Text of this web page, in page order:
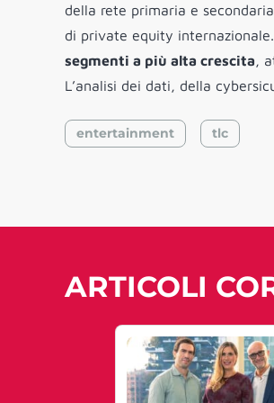
della rete primaria e
di private equity
segmenti a più alta crescita,
L’analisi dei dati, della
entertainment tlc
ARTICOLI